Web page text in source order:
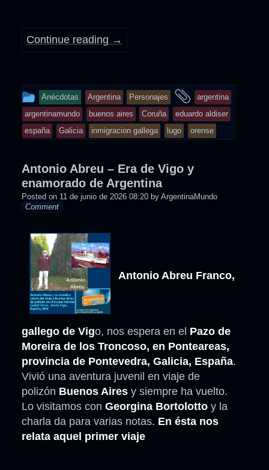
Continue reading →
This
entry
was
posted
Anécdotas Argentina Personajes
and
tagged
argentina
argentinamundo
buenos aires Coruña
eduardo aldiser
españa
Galicia inmigracion gallega lugo orense
Antonio Abreu – Era de Vigo y
enamorado de Argentina
Posted on 11 de junio de 2026 08:20 by ArgentinaMundo
Comment
Antonio Abreu Franco,
gallego de Vigo, nos espera en el Pazo de
Moreira de los Troncoso, en Ponteareas,
provincia de Pontevedra, Galicia, España.
Vivió una aventura juvenil en viaje de
polizón Buenos Aires y siempre ha vuelto.
Lo visitamos con Georgina Bortolotto y la
charla da para varias notas. En ésta nos
relata aquel primer viaje